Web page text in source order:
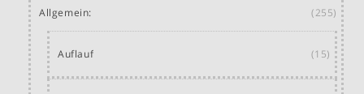
Allgemein: (255)
Auflauf (15)